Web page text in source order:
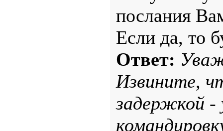
послания
Если да, то
Ответ:
Извините,
задержкой -